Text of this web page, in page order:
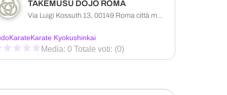
TAKEMUSU DOJO ROMA
Via Luigi Kossuth 13, 00149 Roma città metropolitana di Roma Capitale, Italia
KarateKarate Kyokushinkai
Media: 0 Totale voti: (0)